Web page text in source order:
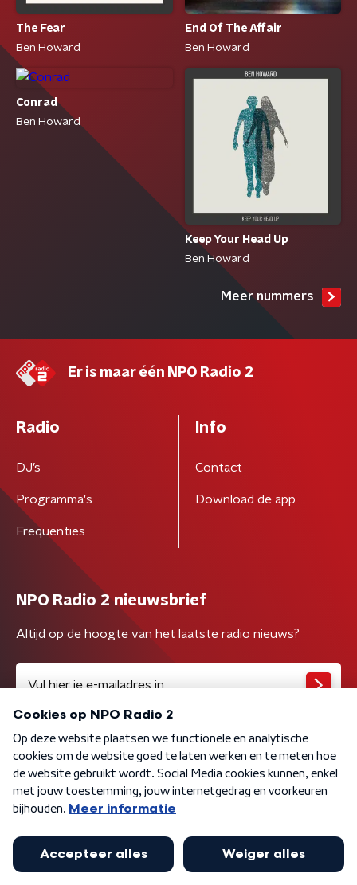
The Fear
Ben Howard
End Of The Affair
Ben Howard
Conrad
Ben Howard
Keep Your Head Up
Ben Howard
Meer nummers
Er is maar één NPO Radio 2
Radio
DJ’s
Programma's
Frequenties
Info
Contact
Download de app
NPO Radio 2 nieuwsbrief
Altijd op de hoogte van het laatste radio nieuws?
Algemene voorwaarden